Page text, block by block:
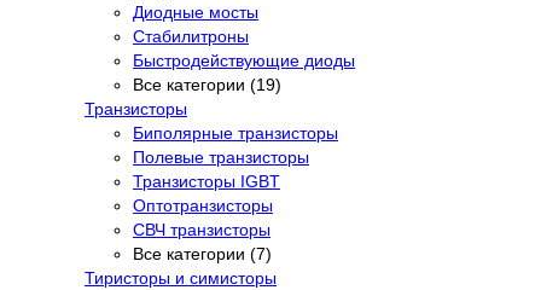
Диодные мосты
Стабилитроны
Быстродействующие диоды
Все категории (19)
Транзисторы
Биполярные транзисторы
Полевые транзисторы
Транзисторы IGBT
Оптотранзисторы
СВЧ транзисторы
Все категории (7)
Тиристоры и симисторы